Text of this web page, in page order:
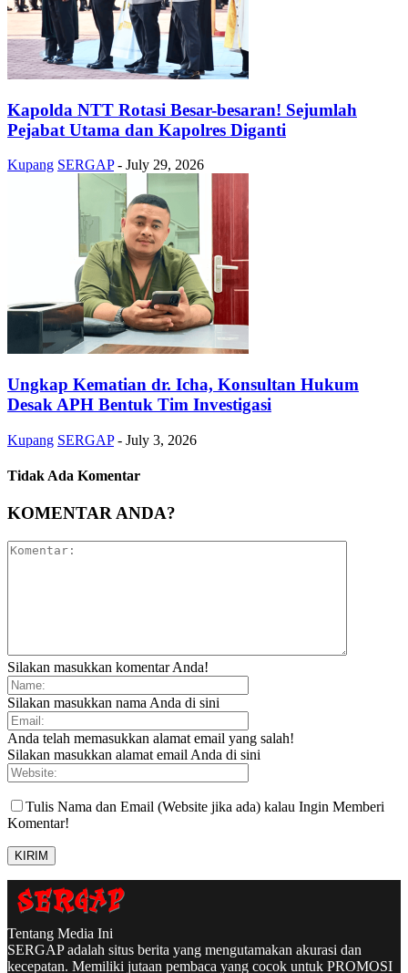
Kapolda NTT Rotasi Besar-besaran! Sejumlah
Pejabat Utama dan Kapolres Diganti
Kupang SERGAP - July 29, 2026
Ungkap Kematian dr. Icha, Konsultan Hukum
Desak APH Bentuk Tim Investigasi
Kupang SERGAP - July 3, 2026
Tidak Ada Komentar
KOMENTAR ANDA?
Silakan masukkan komentar Anda!
Silakan masukkan nama Anda di sini
Anda telah memasukkan alamat email yang salah!
Silakan masukkan alamat email Anda di sini
Tulis Nama dan Email (Website jika ada) kalau Ingin Memberi
Komentar!
Tentang Media Ini
SERGAP adalah situs berita yang mengutamakan akurasi dan
kecepatan. Memiliki jutaan pembaca yang cocok untuk PROMOSI